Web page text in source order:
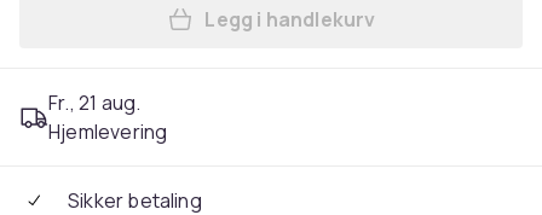
Legg Manchester City FC
Legg i handlekurv
Fr., 21 aug.
Hjemlevering
Sikker betaling